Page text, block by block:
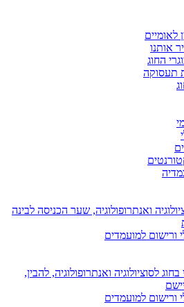
לאומיים
אותנו
החוג
תעסוקה
ואנתרופולוגיה, שער הכניסה לבינה
ורישום למועמדים
לסוציולוגיה ואנתרופולוגיה, להבין,
ורישום למועמדים